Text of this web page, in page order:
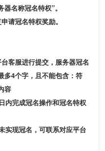
器名称冠名特权”。
请冠名特权奖励。
客服进行提交，服务器冠名
多4个字，且不能包含：符
容
内完成冠名操作和冠名特权
实现冠名，可联系对应平台